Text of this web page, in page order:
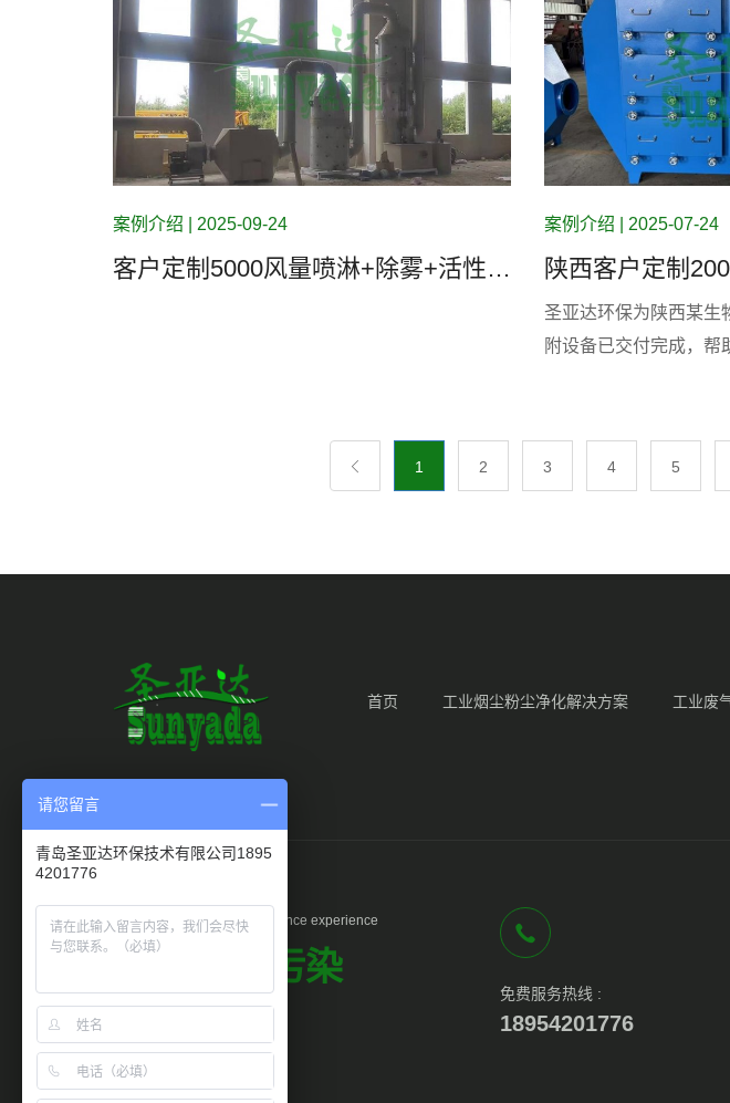
案例介绍 | 2025-09-24
客户定制5000风量喷淋+除雾+活性炭
案例介绍 | 2025-07-24
陕西客户定制
箱
圣亚达环保为陕西某生
附设备已交付完成，帮
1 2 3 4 5
首页 工业烟尘粉尘净化解决方案 工业废
Air pollution in 2010Governance experience
10年大气污染
治理经验
免费服务热线 :
18954201776
请您留言
青岛圣亚达环保技术有限公司1895
4201776